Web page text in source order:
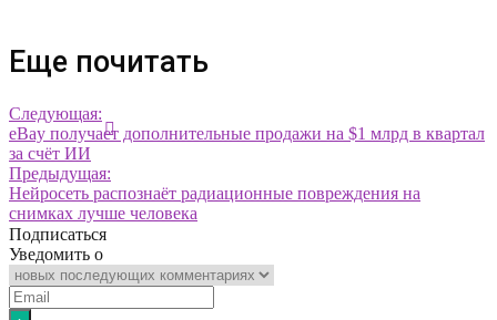
Еще почитать
Следующая:
eBay получает дополнительные продажи на $1 млрд в квартал
за счёт ИИ
Предыдущая:
Нейросеть распознаёт радиационные повреждения на
снимках лучше человека
Подписаться
Уведомить о